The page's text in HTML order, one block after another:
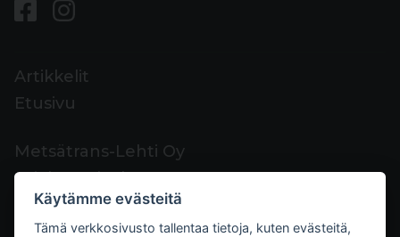
Artikkelit
Etusivu
Metsätrans-Lehti Oy
Asiakaspalvelu
Yhteystiedot
Palaute
Käytämme evästeitä
Tämä verkkosivusto tallentaa tietoja, kuten evästeitä,